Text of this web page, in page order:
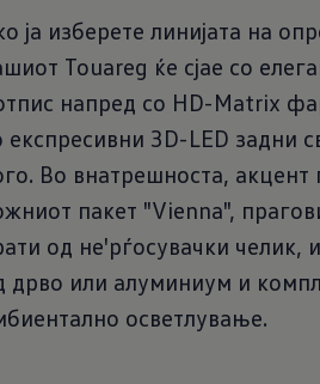
ја изберете линијата на
Touareg ќе сјае со
напред со HD-Matrix
експресивни 3D-LED задни
Во внатрешноста, акцент
пакет "Vienna",
од не'рѓосувачки челик,
дрво или алуминиум и
осветлување.